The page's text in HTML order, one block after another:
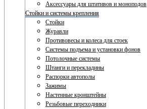
Аксессуары для штативов и моноподов
Стойки и системы крепления
Стойки
Журавли
Противовесы и колеса для стоек
Системы подъема и установки фонов
Потолочные системы
Штанги и перекладины
Распорки автополы
Зажимы
Настенные кронштейны
Резьбовые переходники